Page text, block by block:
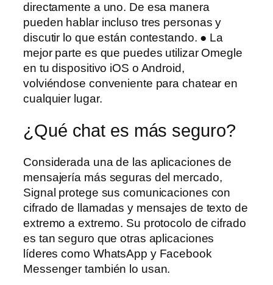
directamente a uno. De esa manera
pueden hablar incluso tres personas y
discutir lo que están contestando. ● La
mejor parte es que puedes utilizar Omegle
en tu dispositivo iOS o Android,
volviéndose conveniente para chatear en
cualquier lugar.
¿Qué chat es más seguro?
Considerada una de las aplicaciones de
mensajería más seguras del mercado,
Signal protege sus comunicaciones con
cifrado de llamadas y mensajes de texto de
extremo a extremo. Su protocolo de cifrado
es tan seguro que otras aplicaciones
líderes como WhatsApp y Facebook
Messenger también lo usan.